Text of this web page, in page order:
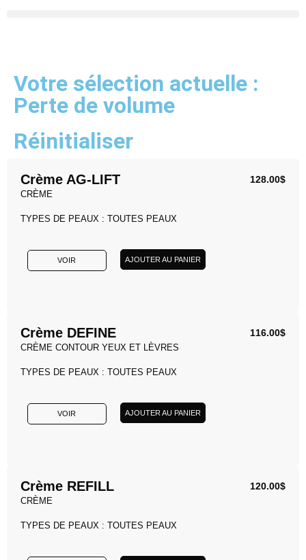
Votre sélection actuelle :
Perte de volume
Réinitialiser
Crème AG-LIFT 128.00$
CRÈME
TYPES DE PEAUX : TOUTES PEAUX
VOIR AJOUTER AU PANIER
Crème DEFINE 116.00$
CRÈME CONTOUR YEUX ET LÈVRES
TYPES DE PEAUX : TOUTES PEAUX
VOIR AJOUTER AU PANIER
Crème REFILL 120.00$
CRÈME
TYPES DE PEAUX : TOUTES PEAUX